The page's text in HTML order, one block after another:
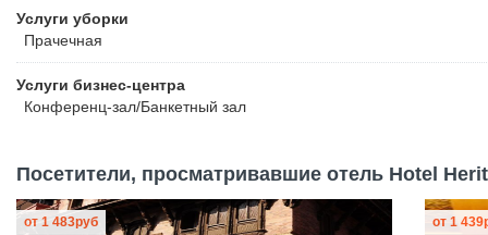
Услуги уборки
Прачечная
Услуги бизнес-центра
Конференц-зал/Банкетный зал
Посетители, просматривавшие отель Hotel
от 1 483руб от 1 439